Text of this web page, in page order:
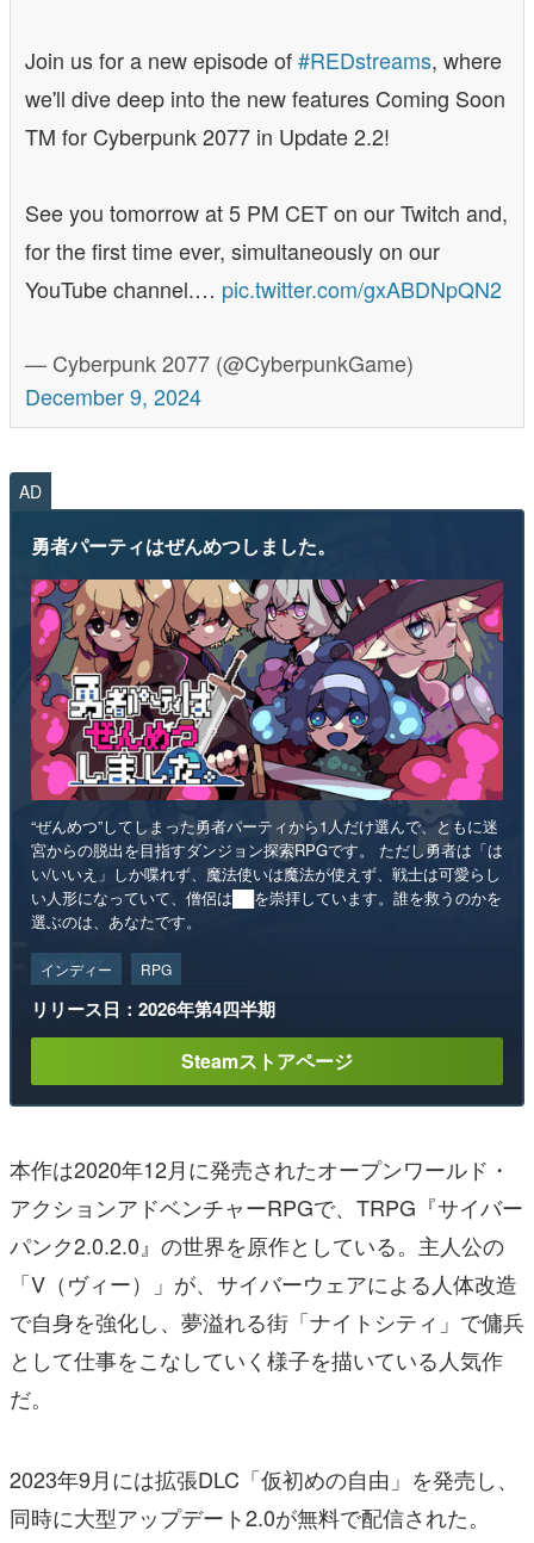
Join us for a new episode of#REDstreams, where
we'll dive deep into the new features Coming Soon
TM for Cyberpunk 2077 in Update 2.2!
See you tomorrow at 5 PM CET on our Twitch and,
for the first time ever, simultaneously on our
YouTube channel.… pic.twitter.com/gxABDNpQN2
— Cyberpunk 2077 (@CyberpunkGame)
December 9, 2024
AD
勇者パーティはぜんめつしました。
“ぜんめつ”してしまった勇者パーティから1人だけ選んで、ともに迷
宮からの脱出を目指すダンジョン探索RPGです。 ただし勇者は「は
い/いいえ」しか喋れず、魔法使いは魔法が使えず、戦士は可愛らし
い人形になっていて、僧侶は██を崇拝しています。誰を救うのかを
選ぶのは、あなたです。
インディー RPG
リリース日：2026年第4四半期
Steamストアページ
本作は2020年12月に発売されたオープンワールド・
アクションアドベンチャーRPGで、TRPG『サイバー
パンク2.0.2.0』の世界を原作としている。主人公の
「V（ヴィー）」が、サイバーウェアによる人体改造
で自身を強化し、夢溢れる街「ナイトシティ」で傭兵
として仕事をこなしていく様子を描いている人気作
だ。
2023年9月には拡張DLC「仮初めの自由」を発売し、
同時に大型アップデート2.0が無料で配信された。